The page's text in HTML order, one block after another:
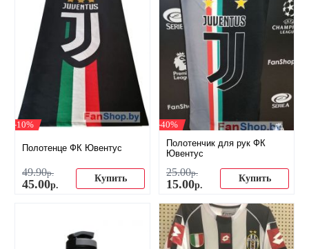
-10%
Полотенце ФК Ювентус
49.90р.
45.00р.
Купить
-40%
Полотенчик для рук ФК
Ювентус
25.00р.
15.00р.
Купить